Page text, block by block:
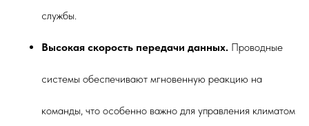
службы.
Высокая скорость передачи данных. Проводные
системы обеспечивают мгновенную реакцию на
команды, что особенно важно для управления климатом